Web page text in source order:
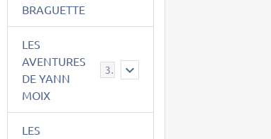
BRAGUETTE
LES
AVENTURES
DE YANN
MOIX
39
LES